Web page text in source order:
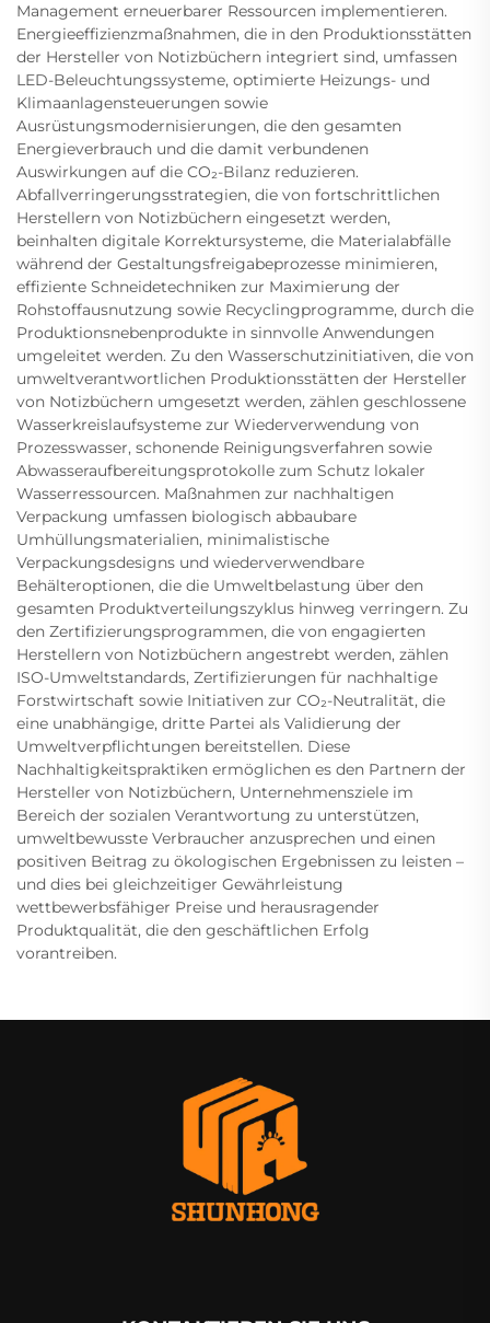
Management erneuerbarer Ressourcen implementieren.
Energieeffizienzmaßnahmen, die in den Produktionsstätten
der Hersteller von Notizbüchern integriert sind, umfassen
LED-Beleuchtungssysteme, optimierte Heizungs- und
Klimaanlagensteuerungen sowie
Ausrüstungsmodernisierungen, die den gesamten
Energieverbrauch und die damit verbundenen
Auswirkungen auf die CO₂-Bilanz reduzieren.
Abfallverringerungsstrategien, die von fortschrittlichen
Herstellern von Notizbüchern eingesetzt werden,
beinhalten digitale Korrektursysteme, die Materialabfälle
während der Gestaltungsfreigabeprozesse minimieren,
effiziente Schneidetechniken zur Maximierung der
Rohstoffausnutzung sowie Recyclingprogramme, durch die
Produktionsnebenprodukte in sinnvolle Anwendungen
umgeleitet werden. Zu den Wasserschutzinitiativen, die von
umweltverantwortlichen Produktionsstätten der Hersteller
von Notizbüchern umgesetzt werden, zählen geschlossene
Wasserkreislaufsysteme zur Wiederverwendung von
Prozesswasser, schonende Reinigungsverfahren sowie
Abwasseraufbereitungsprotokolle zum Schutz lokaler
Wasserressourcen. Maßnahmen zur nachhaltigen
Verpackung umfassen biologisch abbaubare
Umhüllungsmaterialien, minimalistische
Verpackungsdesigns und wiederverwendbare
Behälteroptionen, die die Umweltbelastung über den
gesamten Produktverteilungszyklus hinweg verringern. Zu
den Zertifizierungsprogrammen, die von engagierten
Herstellern von Notizbüchern angestrebt werden, zählen
ISO-Umweltstandards, Zertifizierungen für nachhaltige
Forstwirtschaft sowie Initiativen zur CO₂-Neutralität, die
eine unabhängige, dritte Partei als Validierung der
Umweltverpflichtungen bereitstellen. Diese
Nachhaltigkeitspraktiken ermöglichen es den Partnern der
Hersteller von Notizbüchern, Unternehmensziele im
Bereich der sozialen Verantwortung zu unterstützen,
umweltbewusste Verbraucher anzusprechen und einen
positiven Beitrag zu ökologischen Ergebnissen zu leisten –
und dies bei gleichzeitiger Gewährleistung
wettbewerbsfähiger Preise und herausragender
Produktqualität, die den geschäftlichen Erfolg
vorantreiben.